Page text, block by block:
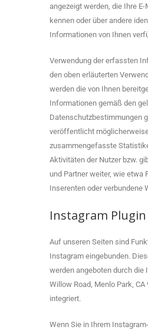
angezeigt werden, die Ihre
kennen oder über andere
Informationen von Ihnen
Verwendung der erfassten
den oben erläuterten
werden die von Ihnen
Informationen gemäß den
Datenschutzbestimmungen
veröffentlicht
zusammengefasste
Aktivitäten der Nutzer bzw.
und Partner weiter, wie etwa
Inserenten oder verbundene
Instagram Plugin
Auf unseren Seiten sind
Instagram eingebunden.
werden angeboten durch die
Willow Road, Menlo Park, CA
integriert.
Wenn Sie in Ihrem